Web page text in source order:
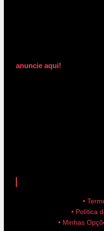
anuncie aqui!
•
• Política
• Minhas